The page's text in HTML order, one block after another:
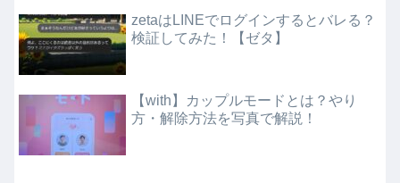
zetaはLINEでログインするとバレる？
検証してみた！【ゼタ】
【with】カップルモードとは？やり
方・解除方法を写真で解説！